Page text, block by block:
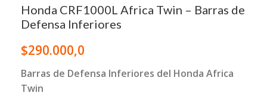
Honda CRF1000L Africa Twin – Barras de
Defensa Inferiores
$290.000,0
Barras de Defensa Inferiores del Honda Africa
Twin